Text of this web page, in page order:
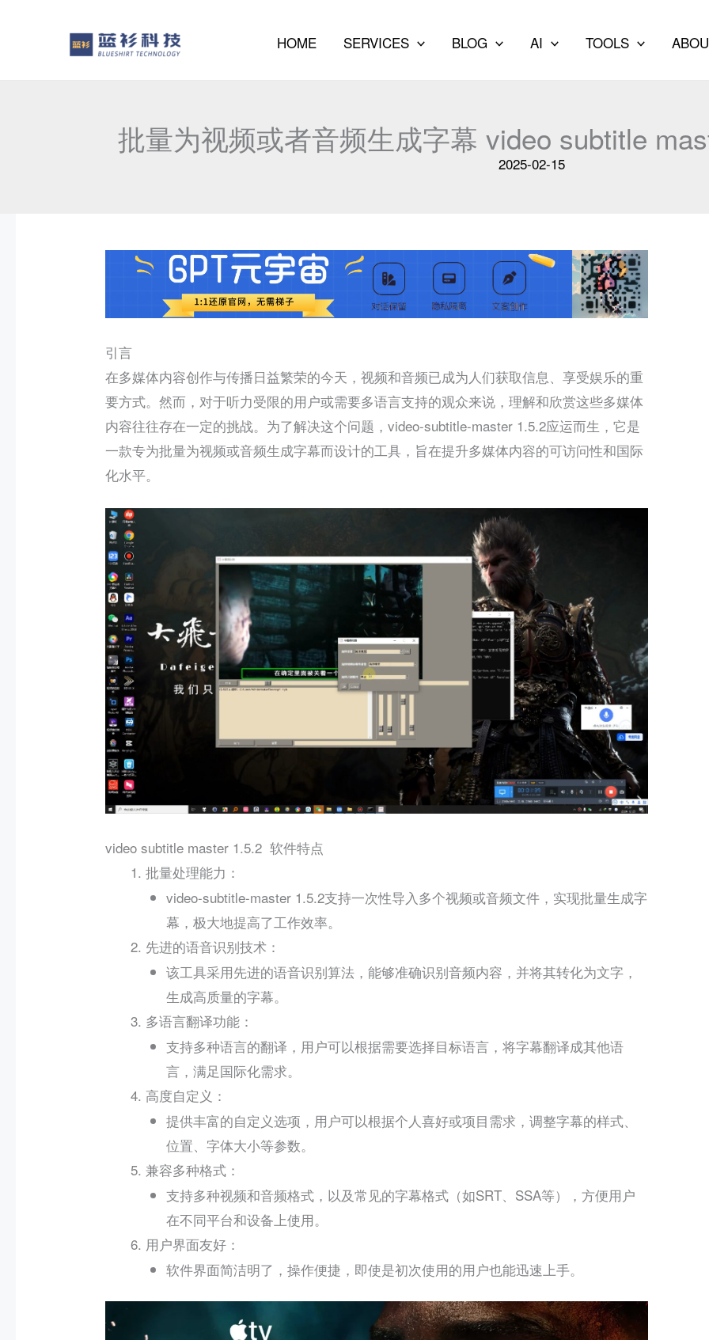
HOME SERVICES BLOG AI TOOLS
批量为视频或者音频生成字幕 video subtitle
2025-02-15
引言
在多媒体内容创作与传播日益繁荣的今天，视频和音频已成为人们获取信息、享受娱乐的重
要方式。然而，对于听力受限的用户或需要多语言支持的观众来说，理解和欣赏这些多媒体
内容往往存在一定的挑战。为了解决这个问题，video-subtitle-master 1.5.2应运而生，它是
一款专为批量为视频或音频生成字幕而设计的工具，旨在提升多媒体内容的可访问性和国际
化水平。
video subtitle master 1.5.2 软件特点
批量处理能力 ：
video-subtitle-master 1.5.2支持一次性导入多个视频或音频文件，实现批量生成字
幕，极大地提高了工作效率。
先进的语音识别技术 ：
该工具采用先进的语音识别算法，能够准确识别音频内容，并将其转化为文字，
生成高质量的字幕。
多语言翻译功能 ：
支持多种语言的翻译，用户可以根据需要选择目标语言，将字幕翻译成其他语
言，满足国际化需求。
高度自定义 ：
提供丰富的自定义选项，用户可以根据个人喜好或项目需求，调整字幕的样式、
位置、字体大小等参数。
兼容多种格式 ：
支持多种视频和音频格式，以及常见的字幕格式（如SRT、SSA等），方便用户
在不同平台和设备上使用。
用户界面友好 ：
软件界面简洁明了，操作便捷，即使是初次使用的用户也能迅速上手。